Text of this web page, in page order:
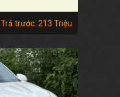
Trả trước: 213 Triệu